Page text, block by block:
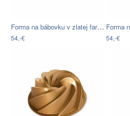
Forma na bábovku v zlatej farbe Nordic…
54,-€ 54,-€